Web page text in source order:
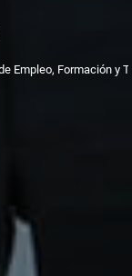
Empleo, Formación